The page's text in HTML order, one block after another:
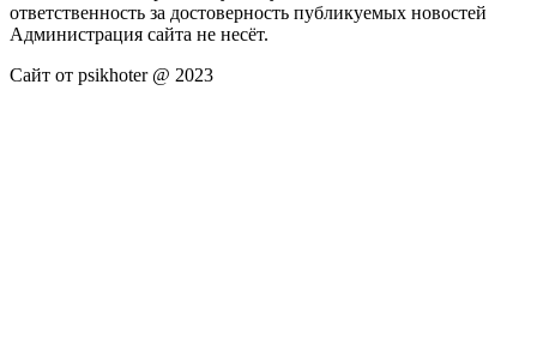
ответственность за достоверность публикуемых новостей
Администрация сайта не несёт.
Сайт от psikhoter @ 2023